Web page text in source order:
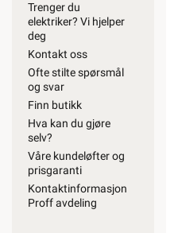
Trenger du
elektriker? Vi hjelper
deg
Kontakt oss
Ofte stilte spørsmål
og svar
Finn butikk
Hva kan du gjøre
selv?
Våre kundeløfter og
prisgaranti
Kontaktinformasjon
Proff avdeling